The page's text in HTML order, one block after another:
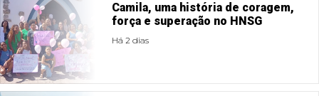
Camila, uma história de coragem,
força e superação no HNSG
Há 2 dias